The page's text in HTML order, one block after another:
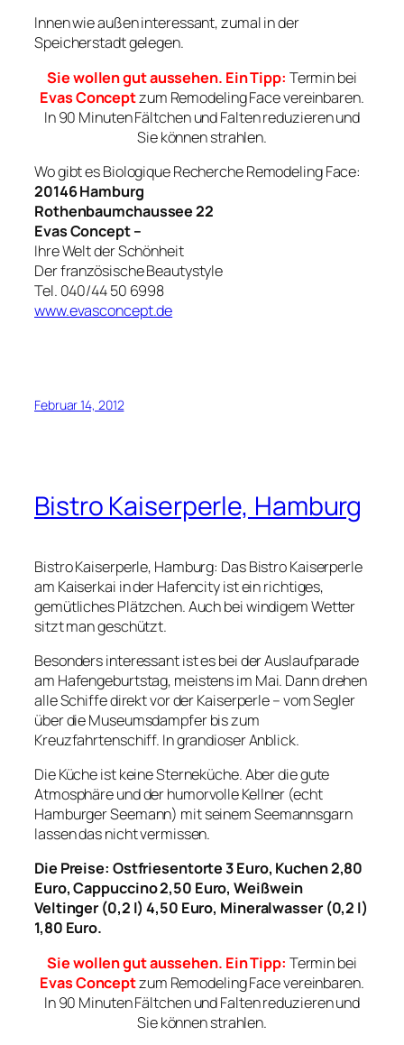
Innen wie außen interessant, zumal in der
Speicherstadt gelegen.
Sie wollen gut aussehen. Ein Tipp: Termin bei
Evas Conceptzum Remodeling Face vereinbaren.
In 90 Minuten Fältchen und Falten reduzieren und
Sie können strahlen.
Wo gibt es Biologique Recherche Remodeling Face:
20146 Hamburg
Rothenbaumchaussee 22
Evas Concept –
Ihre Welt der Schönheit
Der französische Beautystyle
Tel. 040/44 50 6998
www.evasconcept.de
Februar 14, 2012
Bistro Kaiserperle, Hamburg
Bistro Kaiserperle, Hamburg: Das Bistro Kaiserperle
am Kaiserkai in der Hafencity ist ein richtiges,
gemütliches Plätzchen. Auch bei windigem Wetter
sitzt man geschützt.
Besonders interessant ist es bei der Auslaufparade
am Hafengeburtstag, meistens im Mai. Dann drehen
alle Schiffe direkt vor der Kaiserperle – vom Segler
über die Museumsdampfer bis zum
Kreuzfahrtenschiff. In grandioser Anblick.
Die Küche ist keine Sterneküche. Aber die gute
Atmosphäre und der humorvolle Kellner (echt
Hamburger Seemann) mit seinem Seemannsgarn
lassen das nicht vermissen.
Die Preise: Ostfriesentorte 3 Euro, Kuchen 2,80
Euro, Cappuccino 2,50 Euro, Weißwein
Veltinger (0,2 l) 4,50 Euro, Mineralwasser (0,2 l)
1,80 Euro.
Sie wollen gut aussehen. Ein Tipp: Termin bei
Evas Conceptzum Remodeling Face vereinbaren.
In 90 Minuten Fältchen und Falten reduzieren und
Sie können strahlen.